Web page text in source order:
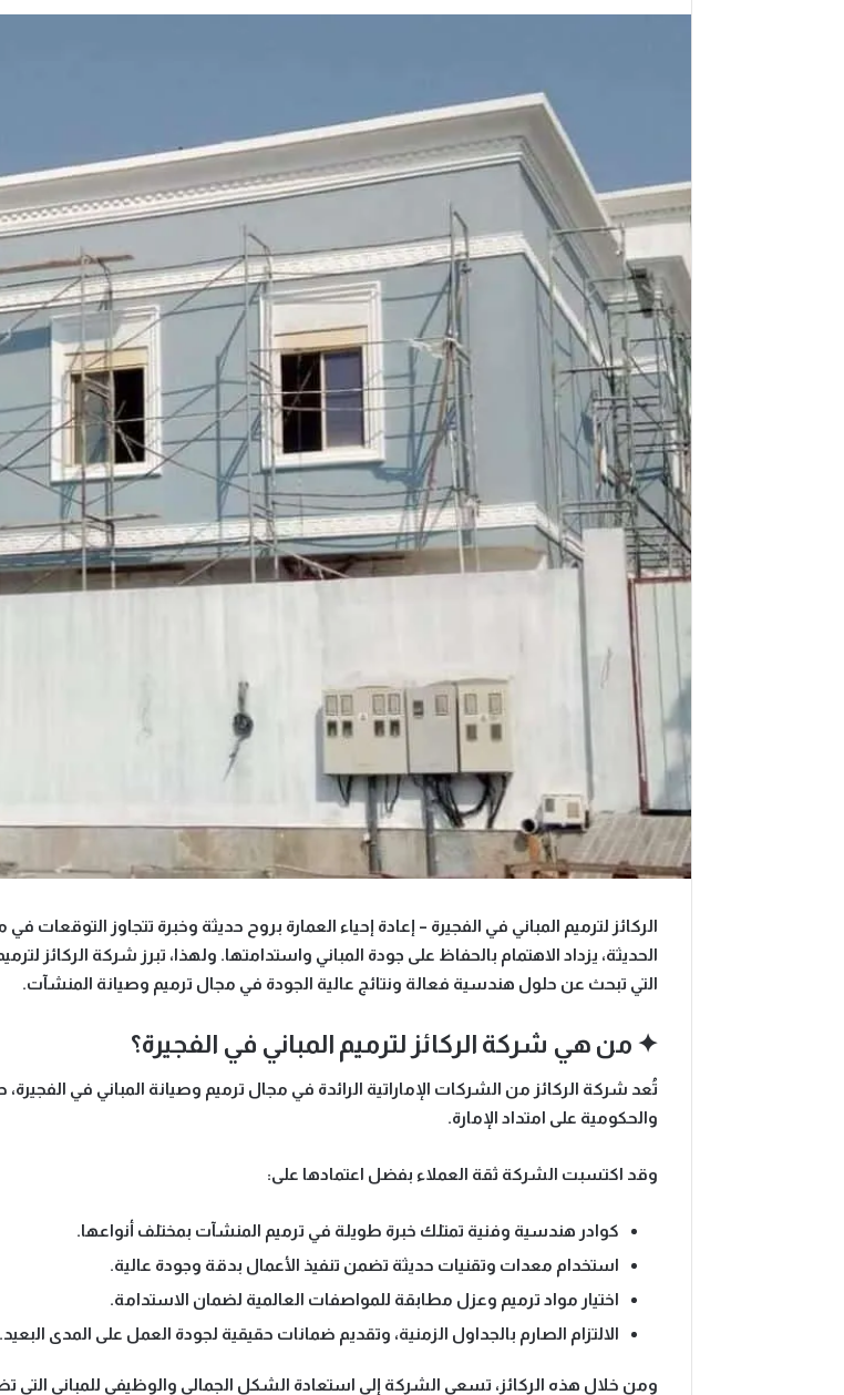
الركائز لترميم المباني في الفجيرة – إعادة إحياء العمارة بروح حديثة وخبرة تتجاوز التوقعات في
الحديثة، يزداد الاهتمام بالحفاظ على جودة المباني واستدامتها. ولهذا، تبرز شركة الركائز
التي تبحث عن حلول هندسية فعالة ونتائج عالية الجودة في مجال ترميم وصيانة المنشآت.
✦ من هي شركة الركائز لترميم المباني في الفجيرة؟
تُعد شركة الركائز من الشركات الإماراتية الرائدة في مجال ترميم وصيانة المباني في الفجيرة،
والحكومية على امتداد الإمارة.
وقد اكتسبت الشركة ثقة العملاء بفضل اعتمادها على:
كوادر هندسية وفنية تمتلك خبرة طويلة في ترميم المنشآت بمختلف أنواعها.
استخدام معدات وتقنيات حديثة تضمن تنفيذ الأعمال بدقة وجودة عالية.
اختيار مواد ترميم وعزل مطابقة للمواصفات العالمية لضمان الاستدامة.
الالتزام الصارم بالجداول الزمنية، وتقديم ضمانات حقيقية لجودة العمل على المدى البعيد.
ومن خلال هذه الركائز، تسعى الشركة إلى استعادة الشكل الجمالي والوظيفي للمباني التي